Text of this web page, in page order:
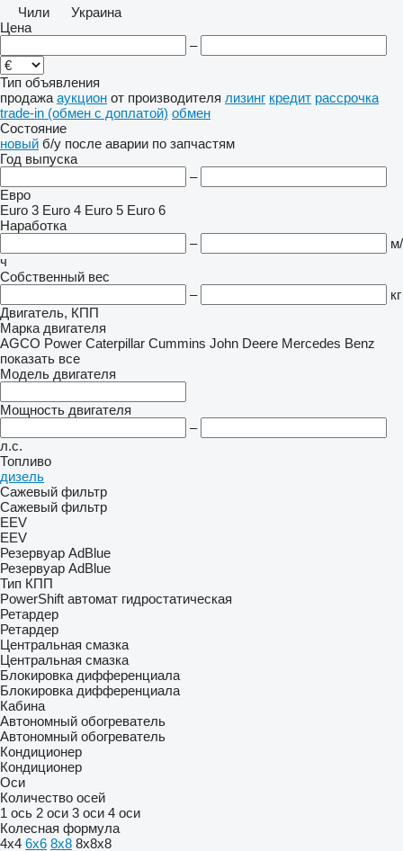
Чили
Украина
Цена
–
Тип объявления
продажа аукцион от производителя лизинг кредит рассрочка
trade-in (обмен с доплатой) обмен
Состояние
новый б/у после аварии по запчастям
Год выпуска
–
Евро
Euro 3 Euro 4 Euro 5 Euro 6
Наработка
–
м/
ч
Собственный вес
–
кг
Двигатель, КПП
Марка двигателя
AGCO Power Caterpillar Cummins John Deere Mercedes Benz
показать все
Модель двигателя
Мощность двигателя
–
л.с.
Топливо
дизель
Сажевый фильтр
Сажевый фильтр
EEV
EEV
Резервуар AdBlue
Резервуар AdBlue
Тип КПП
PowerShift автомат гидростатическая
Ретардер
Ретардер
Центральная смазка
Центральная смазка
Блокировка дифференциала
Блокировка дифференциала
Кабина
Автономный обогреватель
Автономный обогреватель
Кондиционер
Кондиционер
Оси
Количество осей
1 ось 2 оси 3 оси 4 оси
Колесная формула
4x4 6x6 8x8 8x8x8